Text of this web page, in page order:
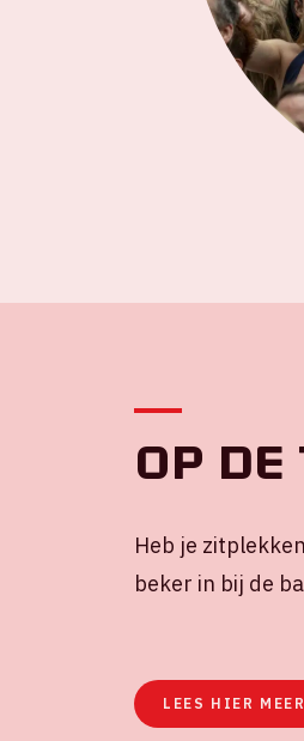
Op
Heb je
beker in bij de
LEES HIER